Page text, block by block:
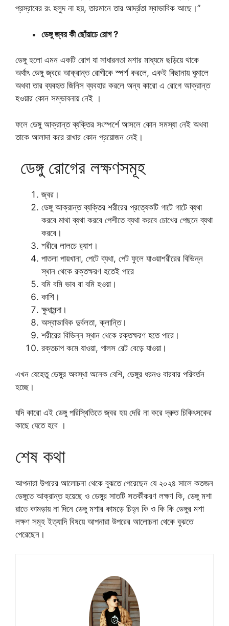
প্রস্রাবের রং হলুদ না হয়, তারমানে তার আর্দ্রতা স্বাভাবিক আছে।”
ডেঙ্গু জ্বর কী ছোঁয়াচে রোগ ?
ডেঙ্গু হলো এমন একটি রোগ যা সাধারনতা মশার মাধ্যমে ছড়িয়ে থাকে
অর্থাৎ ডেঙ্গু জ্বরে আক্রান্ত রোগীকে স্পর্শ করলে, একই বিছানায় ঘুমালে
অথবা তার ব্যবহৃত জিনিস ব্যবহার করলে অন্য কারো এ রোগে আক্রান্ত
হওয়ার কোন সম্ভাবনায় নেই ।
ফলে ডেঙ্গু আক্রান্ত ব্যক্তির সংস্পর্শে আসলে কোন সমস্যা নেই অথবা
তাকে আলাদা করে রাখার কোন প্রয়োজন নেই।
ডেঙ্গু রোগের লক্ষণসমূহ
জ্বর।
ডেঙ্গু আক্রান্ত ব্যক্তির শরীরের প্রত্যেকটি গাটে গাটে ব্যথা
করবে মাথা ব্যথা করবে পেশীতে ব্যথা করবে চোখের পেছনে ব্যথা
করবে।
শরীরে লালচে র‍্যাশ।
পাতলা পায়খানা, পেটে ব্যথা, পেট ফুলে যাওয়াশরীরের বিভিন্ন
স্থান থেকে রক্তক্ষরণ হতেই পারে
বমি বমি ভাব বা বমি হওয়া।
কাশি।
ক্ষুধামন্দা।
অস্বাভাবিক দুর্বলতা, ক্লান্তি।
শরীরের বিভিন্ন স্থান থেকে রক্তক্ষরণ হতে পারে।
রক্তচাপ কমে যাওয়া, পালস রেট বেড়ে যাওয়া।
এখন যেহেতু ডেঙ্গুর অবস্থা অনেক বেশি, ডেঙ্গুর ধরনও বারবার পরিবর্তন
হচ্ছে।
যদি কারো এই ডেঙ্গু পরিস্থিতিতে জ্বর হয় দেরি না করে দ্রুত চিকিৎসকের
কাছে যেতে হবে ।
শেষ কথা
আপনারা উপরের আলোচনা থেকে বুঝতে পেরেছেন যে ২০২৪ সালে কতজন
ডেঙ্গুতে আক্রান্ত হয়েছে ও ডেঙ্গুর সাতটি সতর্কীকরণ লক্ষণ কি, ডেঙ্গু মশা
রাতে কামড়ায় না দিনে ডেঙ্গু মশার কামড়ে চিহ্ন কি ও কি কি ডেঙ্গুর মশা
লক্ষণ সমূহ ইত্যাদি বিষয়ে আপনারা উপরের আলোচনা থেকে বুঝতে
পেরেছেন।